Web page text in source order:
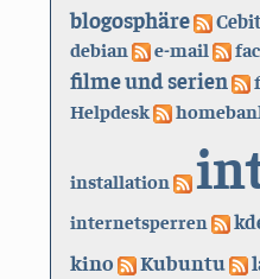
blogosphäre Cebit
debian e-mail
filme und serien
Helpdesk
installation
internetsperren
kino Kubuntu